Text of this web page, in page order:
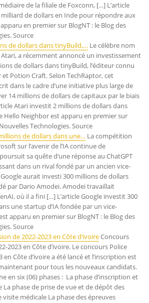
de la filiale de Foxconn, […] L’article
de dollars en Inde pour répondre aux
en premier sur BlogNT : le Blog des
Source
de dollars dans tinyBuild,… Le célèbre nom
Atari, a récemment annoncé un investissement
de dollars dans tinyBuild, l’éditeur connu
Potion Craft. Selon TechRaptor, cet
dans le cadre d’une initiative plus large de
14 millions de dollars de capitaux par le biais
Atari investit 2 millions de dollars dans
Hello Neighbor est apparu en premier sur
Technologies. Source
de dollars dans une… La compétition
sur l’avenir de l’IA continue de
sa quête d’une réponse au ChatGPT
dans un rival fondé par un ancien vice-
aurait investi 300 millions de dollars
par Dario Amodei. Amodei travaillait
où il a fini […] L’article Google investit 300
une startup d’IA fondée par un vice-
apparu en premier sur BlogNT : le Blog des
Source
de 2022-2023 en Côte d’ivoireConcours
2023 en Côte d’ivoire. Le concours Police
en Côte d’ivoire a été lancé et l’inscription est
pour tous les nouveaux candidats.
en six (06) phases : La phase d’inscription et
La phase de prise de vue et de dépôt des
visite médicale La phase des épreuves